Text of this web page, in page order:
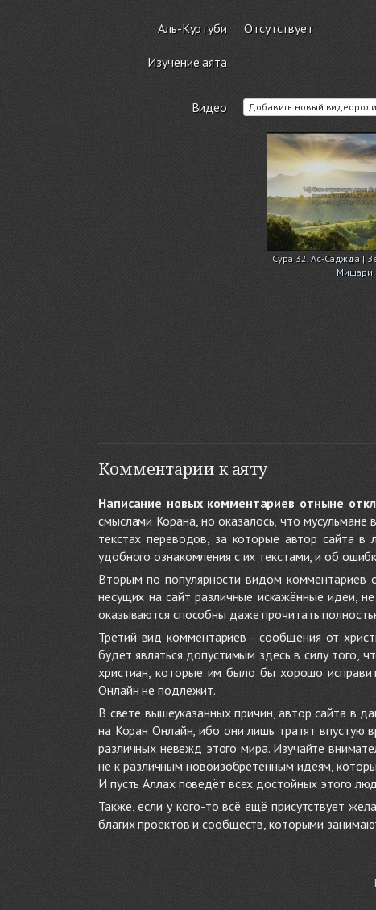
Аль-Куртуби Отсутствует
Изучение аята
Видео Добавить новый
Сура 32. Ас-Саджда |
Мишари
Комментарии к аяту
Написание новых комментариев отныне
смыслами Корана, но оказалось, что
текстах переводов, за которые автор сайта
удобного ознакомления с их текстами, и об
Вторым по популярности видом комментариев
несущих на сайт различные искажённые идеи,
оказываются способны даже прочитать
Третий вид комментариев - сообщения от
будет являться допустимым здесь в силу того,
христиан, которые им было бы хорошо
Онлайн не подлежит.
В свете вышеуказанных причин, автор сайта в
на Коран Онлайн, ибо они лишь тратят впустую
различных невежд этого мира. Изучайте
не к различным новоизобретённым идеям,
И пусть Аллах поведёт всех достойных этого
Также, если у кого-то всё ещё присутствует
благих проектов и сообществ, которыми